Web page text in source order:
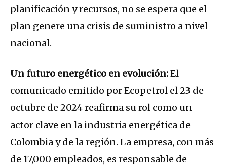
planificación y recursos, no se espera que el
plan genere una crisis de suministro a nivel
nacional.
Un futuro energético en evolución:El
comunicado emitido por Ecopetrol el 23 de
octubre de 2024 reafirma su rol como un
actor clave en la industria energética de
Colombia y de la región. La empresa, con más
de 17,000 empleados, es responsable de